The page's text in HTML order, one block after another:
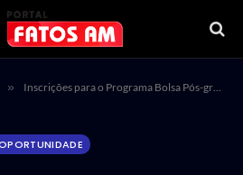
» Inscrições para o Programa Bolsa Pós-graduação da Prefeitura de Manaus já podem ser realizadas